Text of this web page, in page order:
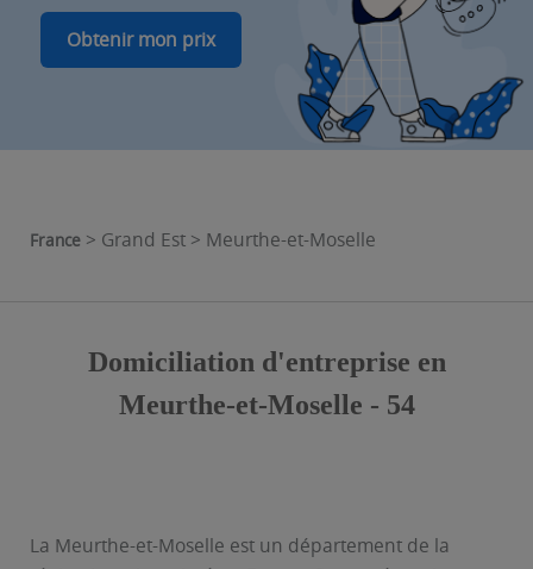
Obtenir mon prix
France > Grand Est > Meurthe-et-Moselle
Domiciliation d'entreprise en
Meurthe-et-Moselle - 54
La Meurthe-et-Moselle est un département de la